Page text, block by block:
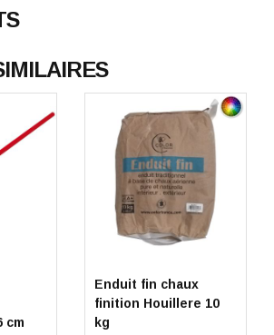
cm
Enduit fin chaux
finition Houillere 10
kg